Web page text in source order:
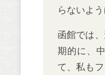
らないよう
函館では
期的に、
て、私も